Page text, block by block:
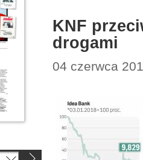
KNF
drogami
04 czerwca